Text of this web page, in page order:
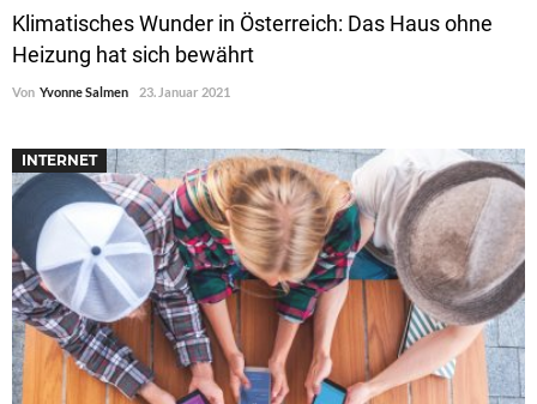
Klimatisches Wunder in Österreich: Das Haus ohne
Heizung hat sich bewährt
Von Yvonne Salmen 23. Januar 2021
INTERNET